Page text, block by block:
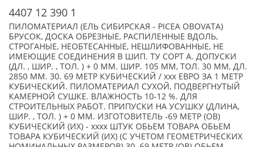
4407 12 390 1
ПИЛОМАТЕРИАЛ (ЕЛЬ СИБИРСКАЯ - PICEA OBOVATA)
БРУСОК, ДОСКА ОБРЕЗНЫЕ, РАСПИЛЕННЫЕ ВДОЛЬ,
СТРОГАНЫЕ, НЕОБТЕСАННЫЕ, НЕШЛИФОВАННЫЕ, НЕ
ИМЕЮЩИЕ СОЕДИНЕНИЯ В ШИП. ТУ СОРТ А. ДОПУСКИ
(ДЛ. , ШИР. , ТОЛ. ) + 0 ММ. ШИР. 105 ММ, ТОЛ. 30 ММ, ДЛ.
2850 ММ. 30. 69 МЕТР КУБИЧЕСКИЙ / xxx ЕВРО ЗА 1 МЕТР
КУБИЧЕСКИЙ. ПИЛОМАТЕРИАЛ СУХОЙ, ПОДВЕРГНУТЫЙ
КАМЕРНОЙ СУШКЕ. ВЛАЖНОСТЬ 10-12 %. ДЛЯ
СТРОИТЕЛЬНЫХ РАБОТ. ПРИПУСКИ НА УСУШКУ (ДЛИНА,
ШИР. , ТОЛ. ) + 0 ММ. ИЗГОТОВИТЕЛЬ -69 МЕТР (ОВ)
КУБИЧЕСКИЙ (ИХ) - xxxx ШТУК ОБЬЕМ ТОВАРА ОБЬЕМ
ТОВАРА КУБИЧЕСКИЙ (ИХ) (С УЧЕТОМ ГЕОМЕТРИЧЕСКИХ